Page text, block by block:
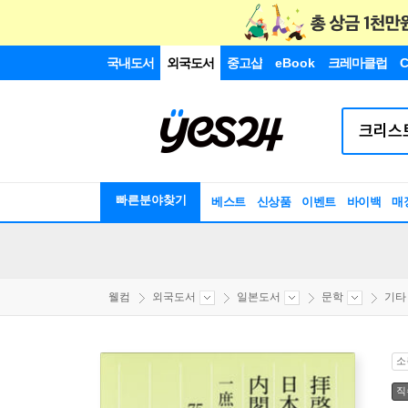
국내도서 외국도서 중고샵 eBook 크레마클럽
빠른분야찾기 베스트 신상품 이벤트 바이백 매
웰컴 외국도서 일본도서 문학 기타